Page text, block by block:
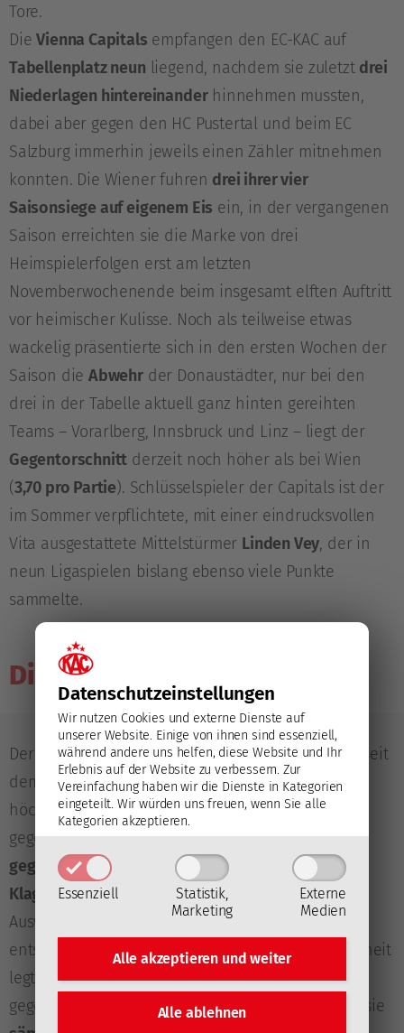
Datenschutz­einstellungen
Wir nutzen Cookies und externe Dienste auf
unserer Website. Einige von ihnen sind essenziell,
während andere uns helfen, diese Website und Ihr
Erlebnis auf der Website zu verbessern. Zur
Vereinfachung haben wir die Dienste in Kategorien
eingeteilt. Wir würden uns freuen, wenn Sie alle
Kategorien akzeptieren.
Essenziell
Statistik,
Marketing
Externe
Medien
Alle akzeptieren undweiter
Alle ablehnen
Tore.
DieVienna Capitals empfangen den EC-KAC auf
Tabellenplatz neun liegend, nachdem sie zuletzt drei
Niederlagen hintereinanderhinnehmen mussten,
dabei aber gegen den HC Pustertal und beim EC
Salzburg immerhin jeweils einen Zähler mitnehmen
konnten. Die Wiener fuhren drei ihrer vier
Saisonsiege auf eigenem Eis ein, in der vergangenen
Saison erreichten sie die Marke von drei
Heimspielerfolgen erst am letzten
Novemberwochenende beim insgesamt elften Auftritt
vor heimischer Kulisse. Noch als teilweise etwas
wackelig präsentierte sich in den ersten Wochen der
Saison dieAbwehrder Donaustädter, nur bei den
drei in der Tabelle aktuell ganz hinten gereihten
Teams – Vorarlberg, Innsbruck und Linz – liegt der
Gegentorschnitt derzeit noch höher als bei Wien
(3,70 pro Partie). Schlüsselspieler der Capitals ist der
im Sommer verpflichtete, mit einer eindrucksvollen
Vita ausgestattete Mittelstürmer Linden Vey, der in
neun Ligaspielen bislang ebenso viele Punkte
sammelte.
Die Geschichte:
Der EC-KAC und die Vienna Capitals standen sich seit
dem Einstieg des Hauptstadt-Klubs in Österreichs
höchste Spielklasse (2001)insgesamt 162 Mal
gegenüber. Die historische Bilanz spricht mit91
gegenüber 71 Siegen recht deutlich für die
Klagenfurter, die sowohl in Heim- als auch in
Auswärtspartien die Mehrzahl der Duelle für sich
entscheiden konnten. In der jüngeren Vergangenheit
legten die Rotjacken eine beeindruckende Serie
gegen Wien hin: Seit dem6. Januar 2023
konnten sie